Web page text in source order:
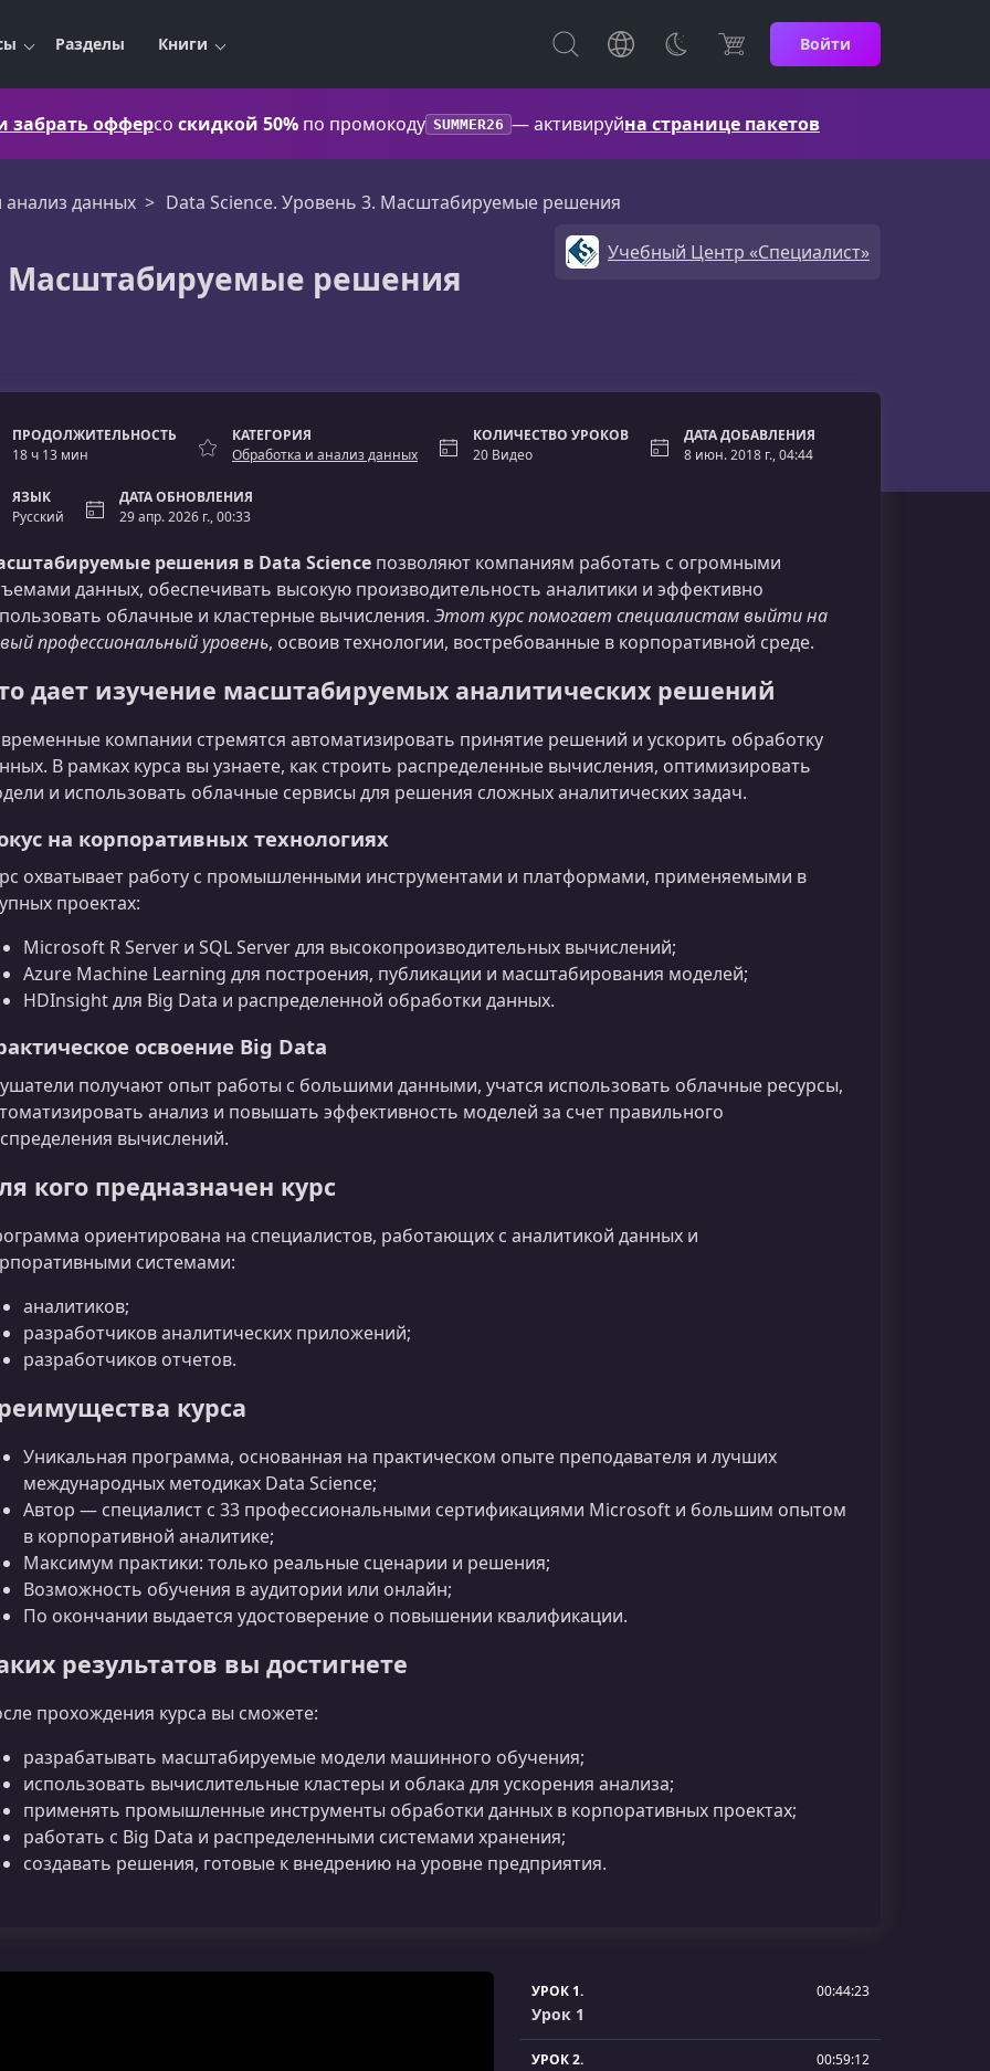
Разделы Книги Войти
забрать офферсо скидкой 50% по промокоду SUMMER26 — активируйна странице пакетов
анализ данных Data Science. Уровень 3. Масштабируемые решения
Масштабируемые решения
Учебный Центр «Специалист»
ПРОДОЛЖИТЕЛЬНОСТЬ
18 ч 13 мин
КАТЕГОРИЯ
Обработка и анализ данных
КОЛИЧЕСТВО УРОКОВ
20 Видео
ДАТА ДОБАВЛЕНИЯ
8 июн. 2018 г., 04:44
ЯЗЫК
Русский
ДАТА ОБНОВЛЕНИЯ
29 апр. 2026 г., 00:33
решения в Data Science позволяют компаниям работать с огромными
данных, обеспечивать высокую производительность аналитики и эффективно
облачные и кластерные вычисления. Этот курс помогает специалистам выйти на
профессиональный уровень, освоив технологии, востребованные в корпоративной среде.
дает изучение масштабируемых аналитических решений
компании стремятся автоматизировать принятие решений и ускорить обработку
В рамках курса вы узнаете, как строить распределенные вычисления, оптимизировать
и использовать облачные сервисы для решения сложных аналитических задач.
на корпоративных технологиях
охватывает работу с промышленными инструментами и платформами, применяемыми в
проектах:
Microsoft R Server и SQL Server для высокопроизводительных вычислений;
Azure Machine Learning для построения, публикации и масштабирования моделей;
HDInsight для Big Data и распределенной обработки данных.
освоение Big Data
получают опыт работы с большими данными, учатся использовать облачные ресурсы,
анализ и повышать эффективность моделей за счет правильного
вычислений.
кого предназначен курс
ориентирована на специалистов, работающих с аналитикой данных и
системами:
аналитиков;
разработчиков аналитических приложений;
разработчиков отчетов.
курса
Уникальная программа, основанная на практическом опыте преподавателя и лучших
международных методиках Data Science;
Автор — специалист с 33 профессиональными сертификациями Microsoft и большим опытом
в корпоративной аналитике;
Максимум практики: только реальные сценарии и решения;
Возможность обучения в аудитории или онлайн;
По окончании выдается удостоверение о повышении квалификации.
результатов вы достигнете
прохождения курса вы сможете:
разрабатывать масштабируемые модели машинного обучения;
использовать вычислительные кластеры и облака для ускорения анализа;
применять промышленные инструменты обработки данных в корпоративных проектах;
работать с Big Data и распределенными системами хранения;
создавать решения, готовые к внедрению на уровне предприятия.
УРОК 1. 00:44:23
Урок 1
УРОК 2. 00:59:12